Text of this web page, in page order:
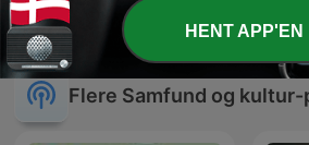
Flere Samfund og
HENT APP'EN